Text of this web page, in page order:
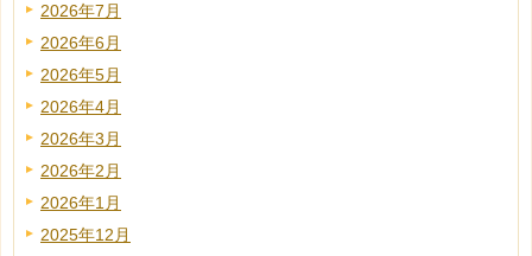
2026年7月
2026年6月
2026年5月
2026年4月
2026年3月
2026年2月
2026年1月
2025年12月